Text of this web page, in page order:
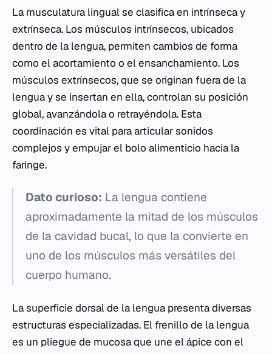
La musculatura lingual se clasifica en intrínseca y
extrínseca. Los músculos intrínsecos, ubicados
dentro de la lengua, permiten cambios de forma
como el acortamiento o el ensanchamiento. Los
músculos extrínsecos, que se originan fuera de la
lengua y se insertan en ella, controlan su posición
global, avanzándola o retrayéndola. Esta
coordinación es vital para articular sonidos
complejos y empujar el bolo alimenticio hacia la
faringe.
Dato curioso: La lengua contiene
aproximadamente la mitad de los músculos
de la cavidad bucal, lo que la convierte en
uno de los músculos más versátiles del
cuerpo humano.
La superficie dorsal de la lengua presenta diversas
estructuras especializadas. El frenillo de la lengua
es un pliegue de mucosa que une el ápice con el